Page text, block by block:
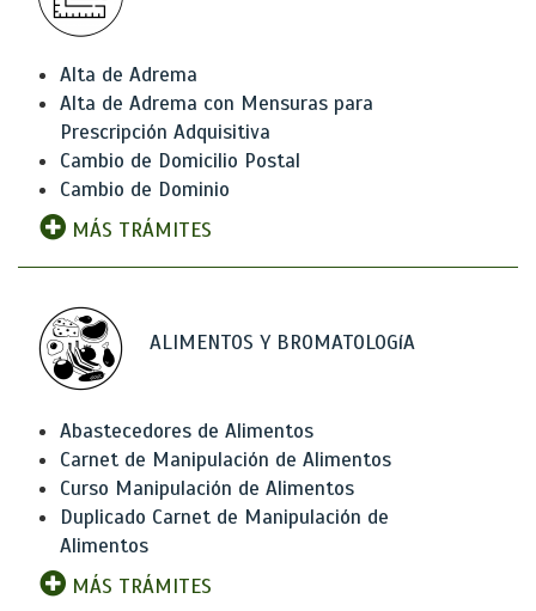
Alta de Adrema
Alta de Adrema con Mensuras para
Prescripción Adquisitiva
Cambio de Domicilio Postal
Cambio de Dominio
MÁS TRÁMITES
ALIMENTOS Y BROMATOLOGíA
Abastecedores de Alimentos
Carnet de Manipulación de Alimentos
Curso Manipulación de Alimentos
Duplicado Carnet de Manipulación de
Alimentos
MÁS TRÁMITES